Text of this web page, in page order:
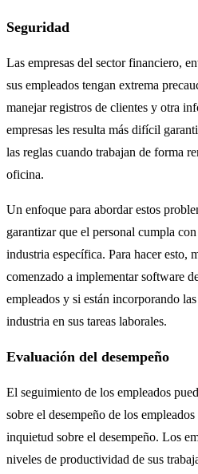
Seguridad
Las empresas del sector financiero,
sus empleados tengan extrema
manejar registros de clientes y otra
empresas les resulta más difícil
las reglas cuando trabajan de forma
oficina.
Un enfoque para abordar estos
garantizar que el personal cumpla
industria específica. Para hacer esto,
comenzado a implementar software
empleados y si están incorporando
industria en sus tareas laborales.
Evaluación del desempeño
El seguimiento de los empleados
sobre el desempeño de los
inquietud sobre el desempeño. Los
niveles de productividad de sus